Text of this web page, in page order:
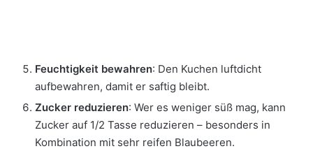
Feuchtigkeit bewahren: Den Kuchen luftdicht
aufbewahren, damit er saftig bleibt.
Zucker reduzieren: Wer es weniger süß mag, kann
Zucker auf 1/2 Tasse reduzieren – besonders in
Kombination mit sehr reifen Blaubeeren.